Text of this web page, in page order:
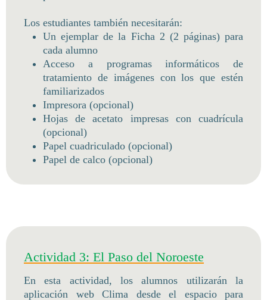
Los estudiantes también necesitarán:
Un ejemplar de la Ficha 2 (2 páginas) para
cada alumno
Acceso a programas informáticos de
tratamiento de imágenes con los que estén
familiarizados
Impresora (opcional)
Hojas de acetato impresas con cuadrícula
(opcional)
Papel cuadriculado (opcional)
Papel de calco (opcional)
Actividad 3: El Paso del Noroeste
En esta actividad, los alumnos utilizarán la
aplicación web Clima desde el espacio para